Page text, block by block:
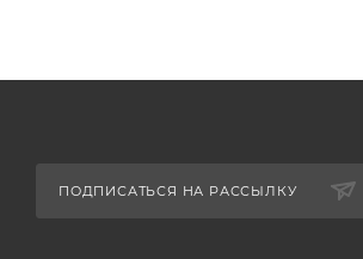
ПОДПИСАТЬСЯ НА РАССЫЛКУ